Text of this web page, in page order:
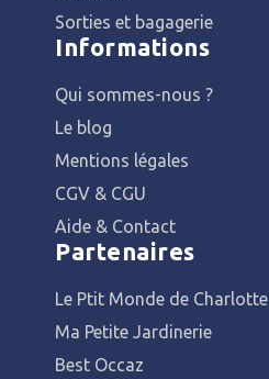
Sorties et bagagerie
Informations
Qui sommes-nous ?
Le blog
Mentions légales
CGV & CGU
Aide & Contact
Partenaires
Le Ptit Monde de Charlotte
Ma Petite Jardinerie
Best Occaz